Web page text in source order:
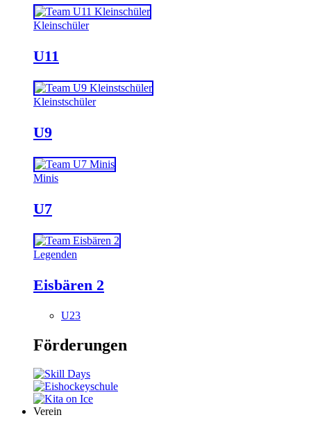
Kleinschüler
U11
Kleinstschüler
U9
Minis
U7
Legenden
Eisbären 2
U23
Förderungen
Verein